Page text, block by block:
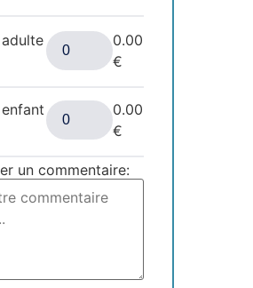
0.00
€
0.00
€
un commentaire: